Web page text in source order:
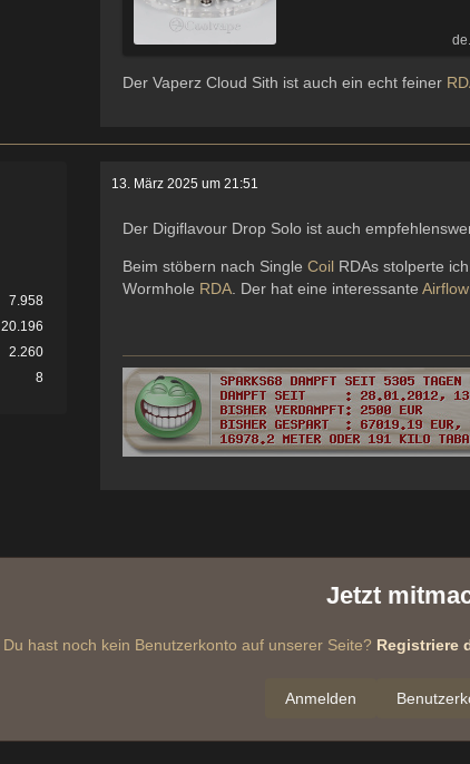
Der Vaperz Cloud Sith ist auch ein echt feiner
7.958
20.196
2.260
8
13. März 2025 um 21:51
Der Digiflavour Drop Solo ist auch
Beim stöbern nach SingleCoil RDAs stolperte
Wormhole RDA . Der hat eine interessanteAirflow
Jetzt
Du hast noch kein Benutzerkonto auf unserer Seite? Registriere
Anmelden